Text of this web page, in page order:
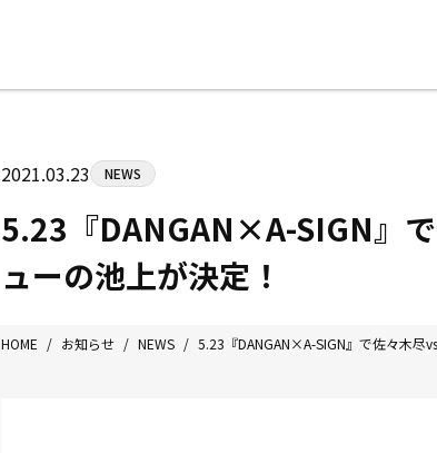
Tel/Fax：042-622-7222
2021.03.23 NEWS
5.23『DANGAN×A-SIGN』
ューの池上が決定！
HOME / お知らせ / NEWS / 5.23『DANGAN×A-SIGN』で佐々木尽